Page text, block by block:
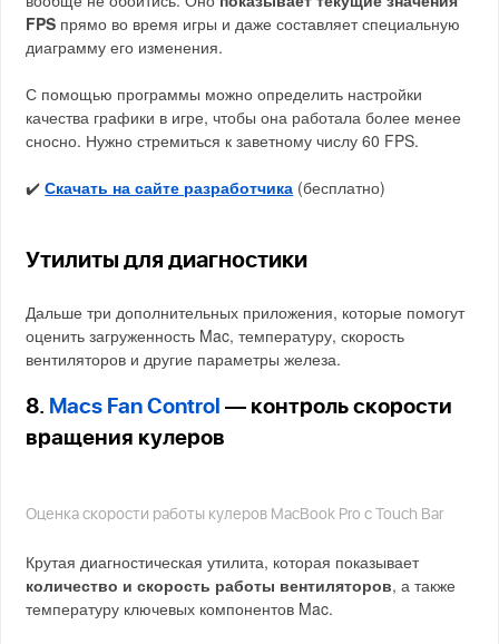
FPS прямо во время игры и даже составляет специальную
диаграмму его изменения.
С помощью программы можно определить настройки
качества графики в игре, чтобы она работала более менее
сносно. Нужно стремиться к заветному числу 60 FPS.
✔️Скачать на сайте разработчика (бесплатно)
Утилиты для диагностики
Дальше три дополнительных приложения, которые помогут
оценить загруженность Mac, температуру, скорость
вентиляторов и другие параметры железа.
8. Macs Fan Control — контроль скорости
вращения кулеров
Оценка скорости работы кулеров MacBook Pro с Touch Bar
Крутая диагностическая утилита, которая показывает
количество и скорость работы вентиляторов, а также
температуру ключевых компонентов Mac.